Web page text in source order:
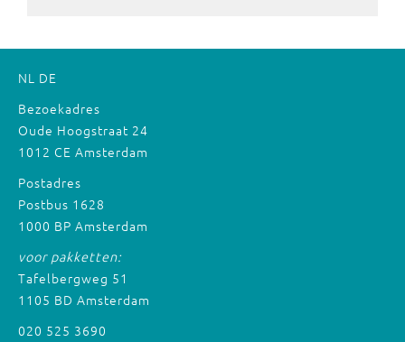
NL DE
Bezoekadres
Oude Hoogstraat 24
1012 CE Amsterdam
Postadres
Postbus 1628
1000 BP Amsterdam
voor pakketten:
Tafelbergweg 51
1105 BD Amsterdam
020 525 3690